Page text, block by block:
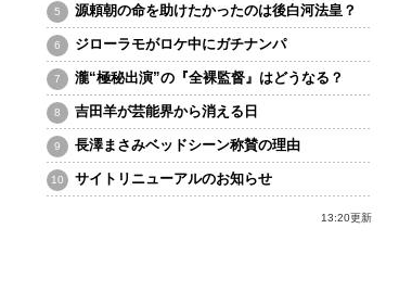
源頼朝の命を助けたかったのは後白河法皇？
ジローラモがロケ中にガチナンパ
瀧“極秘出演”の『全裸監督』はどうなる？
吉田羊が芸能界から消える日
長澤まさみベッドシーン称賛の理由
サイトリニューアルのお知らせ
13:20更新